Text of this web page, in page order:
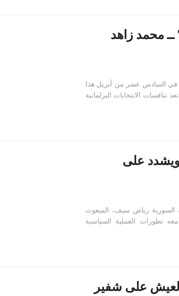
محمد زاهد
في السادس عشر من أبريل هذا
الانتخابات الرئاسية لعام 2019، فلم تعد تنافسات الانتخابات البرلمانية
على
السورية رياض سيف، المبعوث
تطورات العملية السياسية
على شفير